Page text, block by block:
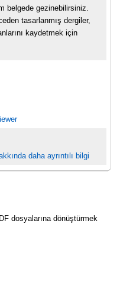
belgede gezinebilirsiniz.
tasarlanmış dergiler,
kaydetmek için
daha ayrıntılı bilgi
dosyalarına dönüştürmek